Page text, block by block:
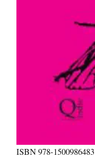
ISBN 978-1500986483